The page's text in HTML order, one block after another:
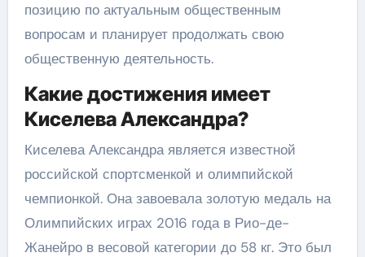
позицию по актуальным общественным
вопросам и планирует продолжать свою
общественную деятельность.
Какие достижения имеет
Киселева Александра?
Киселева Александра является известной
российской спортсменкой и олимпийской
чемпионкой. Она завоевала золотую медаль на
Олимпийских играх 2016 года в Рио-де-
Жанейро в весовой категории до 58 кг. Это был